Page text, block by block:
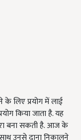
लिए प्रयोग में लाई
किया जाता है. यह
बना सकती है. आज के